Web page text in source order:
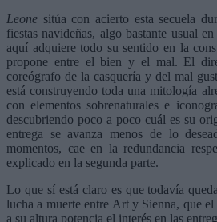
Leone sitúa con acierto esta secuela
fiestas navideñas, algo bastante usual
aquí adquiere todo su sentido en la
propone entre el bien y el mal. El
coreógrafo de la casquería y del mal
está construyendo toda una mitología
con elementos sobrenaturales e
descubriendo poco a poco cuál es su
entrega se avanza menos de lo
momentos, cae en la redundancia
explicado en la segunda parte.
Lo que sí está claro es que todavía
lucha a muerte entre Art y Sienna, que el
a su altura potencia el interés en las